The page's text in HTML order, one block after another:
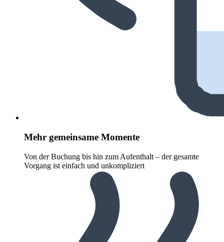
Mehr gemeinsame Momente
Von der Buchung bis hin zum Aufenthalt – der gesamte
Vorgang ist einfach und unkompliziert